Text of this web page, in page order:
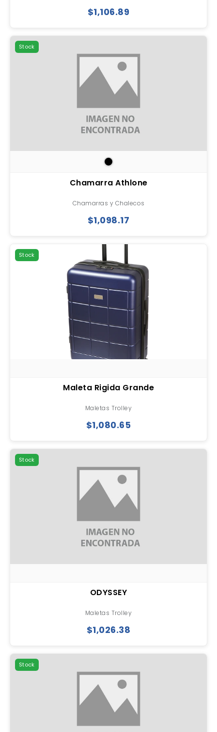
$1,106.89
Stock
Chamarra Athlone
Chamarras y Chalecos
$1,098.17
Stock
Maleta Rigida Grande
Maletas Trolley
$1,080.65
Stock
ODYSSEY
Maletas Trolley
$1,026.38
Stock